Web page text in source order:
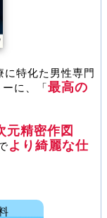
に特化た男性専門
ーに、「最高の
元精密作図
より綺麗な仕